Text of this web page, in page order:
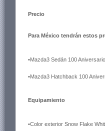
Precio
Para México tendrán estos
•Mazda3 Sedán 100
•Mazda3 Hatchback 100
Equipamiento
•Color exterior Snow Flake